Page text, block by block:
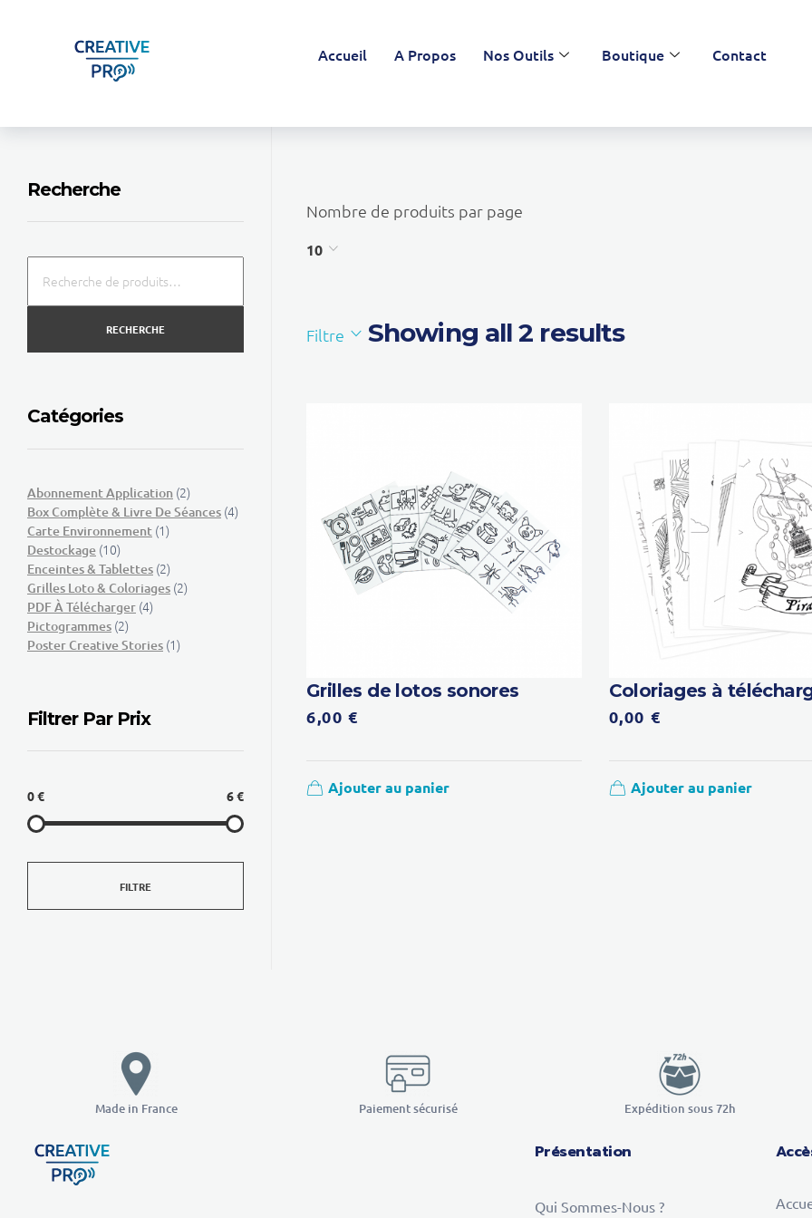
Accueil A Propos Nos Outils Boutique Contact
Nombre de produits par page
10
Filtre Showing all 2 results
Grilles de lotos sonores
6,00 €
Ajouter au panier
Coloriages à
0,00 €
Ajouter au panier
Recherche
RECHERCHE
Catégories
Abonnement Application (2)
Box Complète & Livre De Séances (4)
Carte Environnement (1)
Destockage (10)
Enceintes & Tablettes (2)
Grilles Loto & Coloriages (2)
PDF À Télécharger (4)
Pictogrammes (2)
Poster Creative Stories (1)
Filtrer Par Prix
0 € 6 €
FILTRE
Made in France Paiement sécurisé Expédition sous 72h
Présentation
Qui Sommes-Nous ?